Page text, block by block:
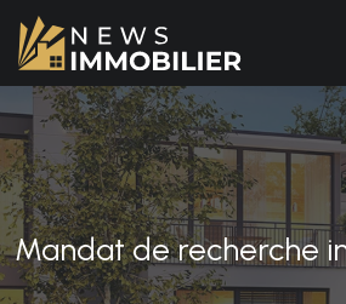
Mandat de recherche